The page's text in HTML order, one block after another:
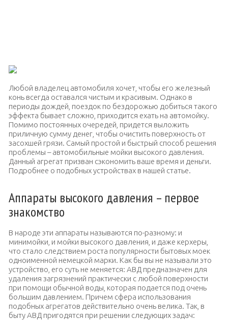
Любой владелец автомобиля хочет, чтобы его железный
конь всегда оставался чистым и красивым. Однако в
периоды дождей, поездок по бездорожью добиться такого
эффекта бывает сложно, приходится ехать на автомойку.
Помимо постоянных очередей, придется выложить
приличную сумму денег, чтобы очистить поверхность от
засохшей грязи. Самый простой и быстрый способ решения
проблемы – автомобильные мойки высокого давления.
Данный агрегат призван сэкономить ваше время и деньги.
Подробнее о подобных устройствах в нашей статье.
Аппараты высокого давления – первое
знакомство
В народе эти аппараты называются по-разному: и
минимойки, и мойки высокого давления, и даже керхеры,
что стало следствием роста популярности бытовых моек
одноименной немецкой марки. Как бы вы не называли это
устройство, его суть не меняется: АВД предназначен для
удаления загрязнений практически с любой поверхности
при помощи обычной воды, которая подается под очень
большим давлением. Причем сфера использования
подобных агрегатов действительно очень велика. Так, в
быту АВД пригодятся при решении следующих задач: